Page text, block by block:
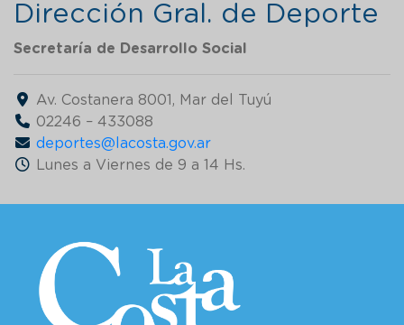
Dirección Gral. de Deporte
Secretaría de Desarrollo Social
Av. Costanera 8001, Mar del Tuyú
02246 – 433088
deportes@lacosta.gov.ar
Lunes a Viernes de 9 a 14 Hs.